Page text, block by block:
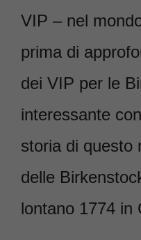
VIP – nel
prima di
dei VIP per le
interessante
storia di questo
delle
lontano 1774